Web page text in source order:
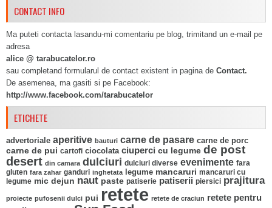
CONTACT INFO
Ma puteti contacta lasandu-mi comentariu pe blog, trimitand un e-mail pe
adresa
alice @ tarabucatelor.ro
sau completand formularul de contact existent in pagina de Contact.
De asemenea, ma gasiti si pe Facebook:
http://www.facebook.com/tarabucatelor
ETICHETE
advertoriale aperitive bauturi carne de pasare carne de porc
carne de pui cartofi ciocolata ciuperci cu legume de post
desert din camara dulciuri dulciuri diverse evenimente fara
gluten fara zahar ganduri inghetata legume mancaruri mancaruri cu
legume mic dejun naut paste patiserie patiserii piersici prajitura
proiecte pufosenii dulci pui retete retete de craciun retete pentru